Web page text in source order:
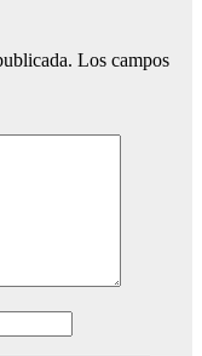
Los campos